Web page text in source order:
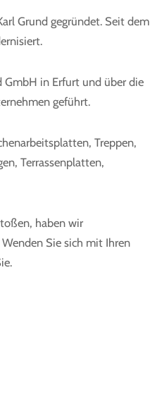
Grund gegründet. Seit dem
GmbH in Erfurt und über die
geführt.
Treppen,
Terrassenplatten,
haben wir
Sie sich mit Ihren